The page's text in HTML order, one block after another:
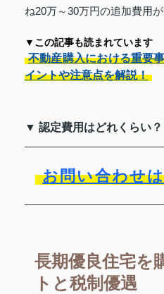
ね20万～30万円の追加費用が
▼この記事も読まれています
不動産購入における重要
イントや注意点を解説！
▼ 認定費用はどれくらい
お問い合わせ
長期優良住宅を
トと税制優遇